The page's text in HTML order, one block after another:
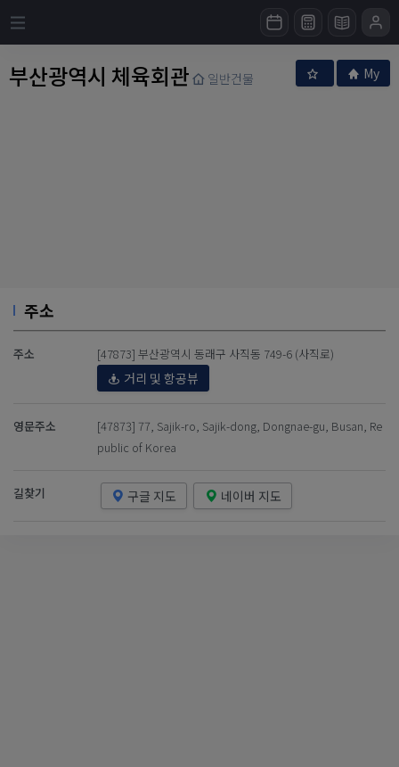
부산광역시 체육회관 일반건물 My
주소
주소 [47873] 부산광역시 동래구 사직동 749-6 (사직로)
거리 및 항공뷰
영문주소
[47873] 77, Sajik-ro, Sajik-dong, Dongnae-gu, Busan, Re
public of Korea
길찾기 구글 지도 네이버 지도